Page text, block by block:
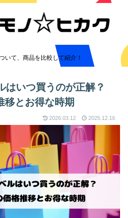
いて、商品を比較して紹介！
はいつ買うのが正解？
移とお得な時期
2026.03.12 2025.12.16